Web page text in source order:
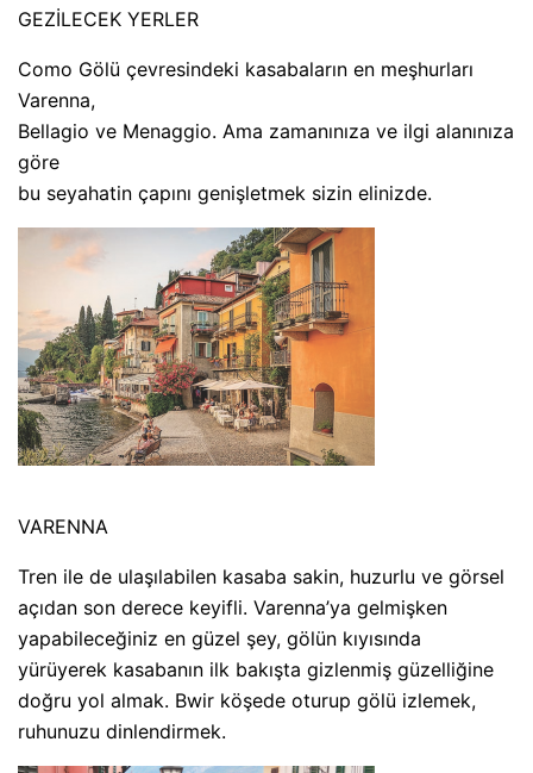
GEZİLECEK YERLER
Como Gölü çevresindeki kasabaların en meşhurları
Varenna,
Bellagio ve Menaggio. Ama zamanınıza ve ilgi alanınıza
göre
bu seyahatin çapını genişletmek sizin elinizde.
VARENNA
Tren ile de ulaşılabilen kasaba sakin, huzurlu ve görsel
açıdan son derece keyifli. Varenna’ya gelmişken
yapabileceğiniz en güzel şey, gölün kıyısında
yürüyerek kasabanın ilk bakışta gizlenmiş güzelliğine
doğru yol almak. Bwir köşede oturup gölü izlemek,
ruhunuzu dinlendirmek.